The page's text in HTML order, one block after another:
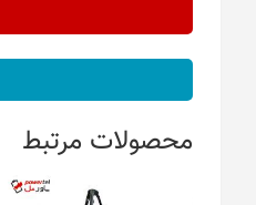
محصولات مرتبط